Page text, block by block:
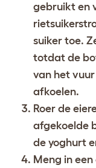
gebruikt en
suiker toe.
totdat de
van het
afkoelen.
Roer de
afgekoelde
de yoghurt
Meng in